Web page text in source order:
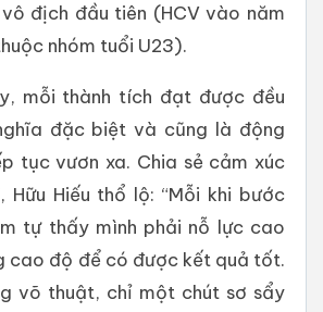
địch đầu tiên (HCV vào năm
nhóm tuổi U23).
mỗi thành tích đạt được đều
đặc biệt và cũng là động
tục vươn xa. Chia sẻ cảm xúc
Hữu Hiếu thổ lộ: “Mỗi khi bước
tự thấy mình phải nỗ lực cao
cao độ để có được kết quả tốt.
võ thuật, chỉ một chút sơ sẩy